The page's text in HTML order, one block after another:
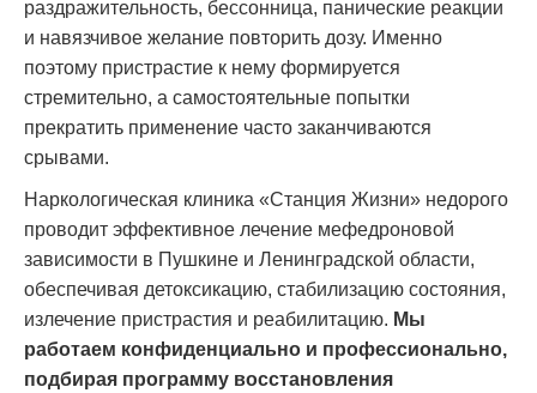
раздражительность, бессонница, панические реакции
и навязчивое желание повторить дозу. Именно
поэтому пристрастие к нему формируется
стремительно, а самостоятельные попытки
прекратить применение часто заканчиваются
срывами.
Наркологическая клиника «Станция Жизни» недорого
проводит эффективное лечение мефедроновой
зависимости в Пушкине и Ленинградской области,
обеспечивая детоксикацию, стабилизацию состояния,
излечение пристрастия и реабилитацию. Мы
работаем конфиденциально и профессионально,
подбирая программу восстановления